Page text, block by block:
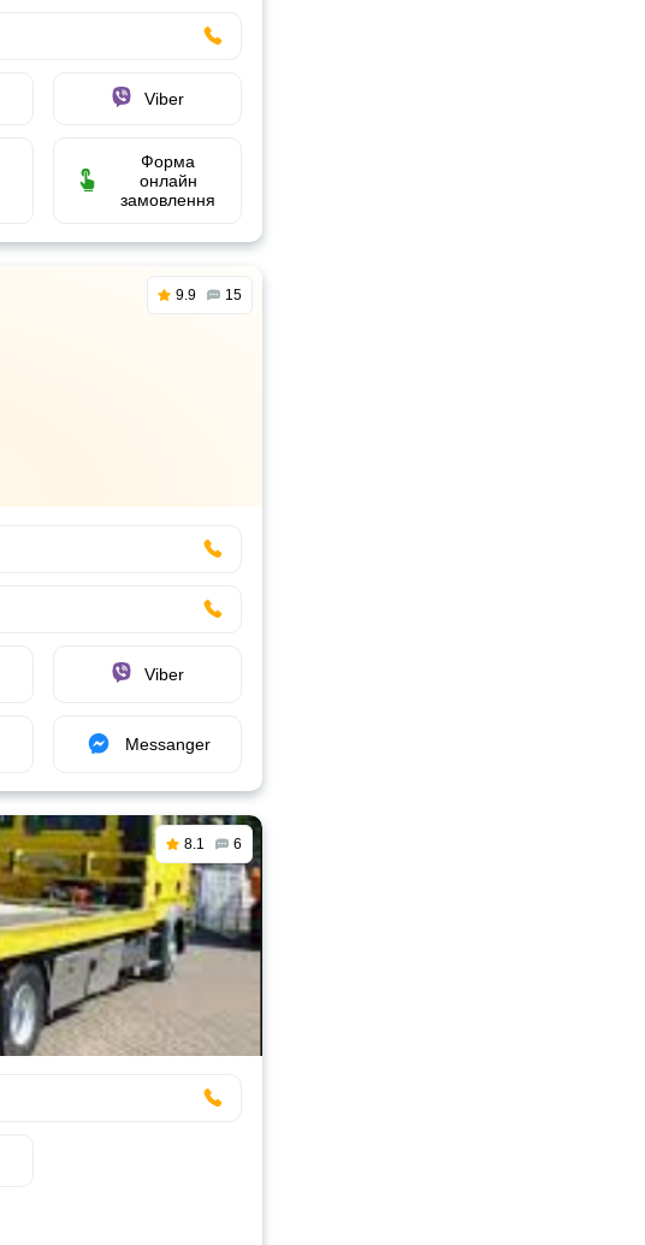
Viber
Форма
онлайн
замовлення
9.9 15
Viber
Messanger
8.1 6